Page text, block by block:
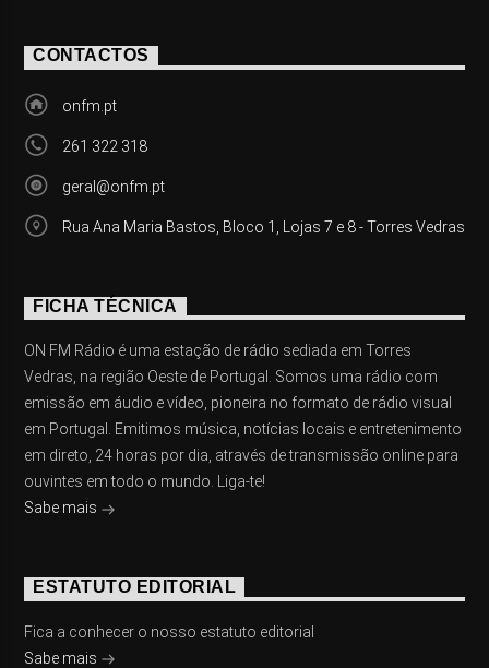
CONTACTOS
onfm.pt
261 322 318
geral@onfm.pt
Rua Ana Maria Bastos, Bloco 1, Lojas 7 e 8 - Torres Vedras
FICHA TÉCNICA
ON FM Rádio é uma estação de rádio sediada em Torres
Vedras, na região Oeste de Portugal. Somos uma rádio com
emissão em áudio e vídeo, pioneira no formato de rádio visual
em Portugal. Emitimos música, notícias locais e entretenimento
em direto, 24 horas por dia, através de transmissão online para
ouvintes em todo o mundo. Liga-te!
Sabe mais
ESTATUTO EDITORIAL
Fica a conhecer o nosso estatuto editorial
Sabe mais